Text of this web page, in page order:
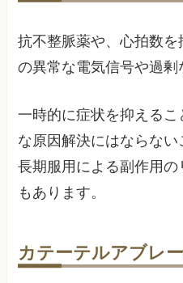
抗不整脈薬や、心拍数
の異常な電気信号や過剰
一時的に症状を抑える
な原因解決にはならない
長期服用による副作用
もあります。
カテーテルアブレ